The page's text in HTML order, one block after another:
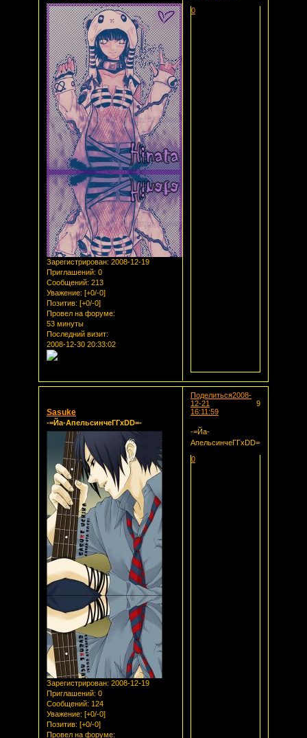
Зарегистрирован: 2008-12-19
Приглашений: 0
Сообщений: 213
Уважение: [+0/-0]
Позитив: [+0/-0]
Провел на форуме:
53 минуты
Последний визит:
2008-12-30 20:33:02
0
Поделиться
9
2008-
12-21
16:11:59
Sasuke
-=Йа-АпельсинчеГГxDD=-
Зарегистрирован: 2008-12-19
Приглашений: 0
Сообщений: 124
Уважение: [+0/-0]
Позитив: [+0/-0]
Провел на форуме:
-=Йа-
АпельсинчеГГxDD=-
0